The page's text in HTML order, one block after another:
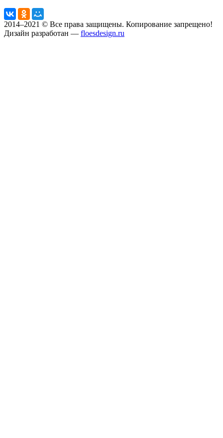
2014–2021 © Все права защищены. Копирование запрещено!
Дизайн разработан — floesdesign.ru